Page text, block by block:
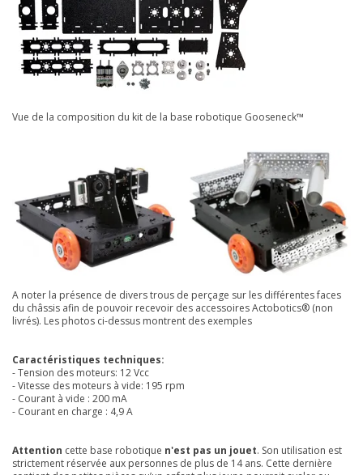
Vue de la composition du kit de la base robotique Gooseneck™
A noter la présence de divers trous de perçage sur les différentes faces
du châssis afin de pouvoir recevoir des accessoires Actobotics® (non
livrés). Les photos ci-dessus montrent des exemples
Caractéristiques techniques:
- Tension des moteurs: 12 Vcc
- Vitesse des moteurs à vide: 195 rpm
- Courant à vide : 200 mA
- Courant en charge : 4,9 A
Attention cette base robotique n'est pas un jouet. Son utilisation est
strictement réservée aux personnes de plus de 14 ans. Cette dernière